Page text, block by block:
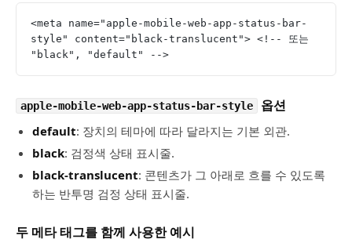
<meta name="apple-mobile-web-app-status-bar-
style" content="black-translucent"> <!-- 또는
"black", "default" -->
apple-mobile-web-app-status-bar-style 옵션
default: 장치의 테마에 따라 달라지는 기본 외관.
black: 검정색 상태 표시줄.
black-translucent: 콘텐츠가 그 아래로 흐를 수 있도록
하는 반투명 검정 상태 표시줄.
두 메타 태그를 함께 사용한 예시